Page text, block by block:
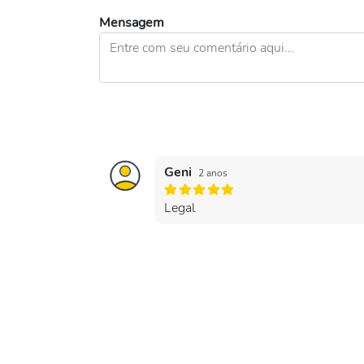
Mensagem
Geni 2 anos
Legal